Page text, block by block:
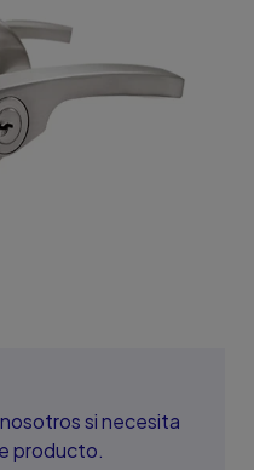
si necesita
producto.